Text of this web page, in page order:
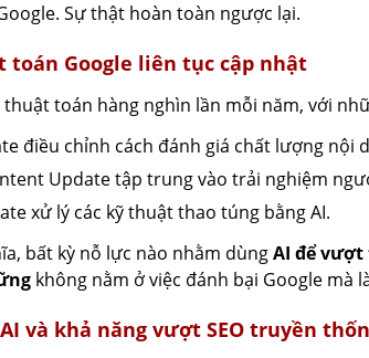
Sự thật hoàn toàn ngược lại.
toán Google liên tục cập nhật
thuật toán hàng nghìn lần mỗi năm, với
điều chỉnh cách đánh giá chất lượng nội
Update tập trung vào trải nghiệm
xử lý các kỹ thuật thao túng bằng AI.
bất kỳ nỗ lực nào nhằm dùngAI để
không nằm ở việc đánh bại Google mà
và khả năng vượt SEO truyền